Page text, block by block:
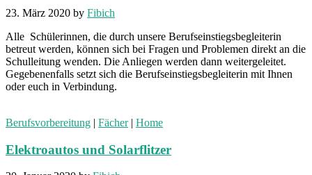
23. März 2020 by Fibich
Alle Schülerinnen, die durch unsere Berufseinstiegsbegleiterin
betreut werden, können sich bei Fragen und Problemen direkt an die
Schulleitung wenden. Die Anliegen werden dann weitergeleitet.
Gegebenenfalls setzt sich die Berufseinstiegsbegleiterin mit Ihnen
oder euch in Verbindung.
Berufsvorbereitung | Fächer| Home
Elektroautos und Solarflitzer